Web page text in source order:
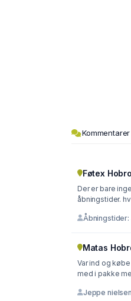
Føtex Hobro
Der er bare
åbningstider.
Åbningstider:
Matas
Var ind og
med i pakke
Jeppe nielsen